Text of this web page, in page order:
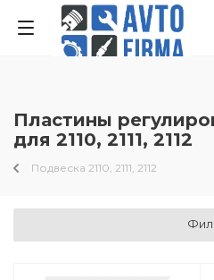
Пластины
для 2110, 2111, 2112
Подвеска 2110, 2111, 2112